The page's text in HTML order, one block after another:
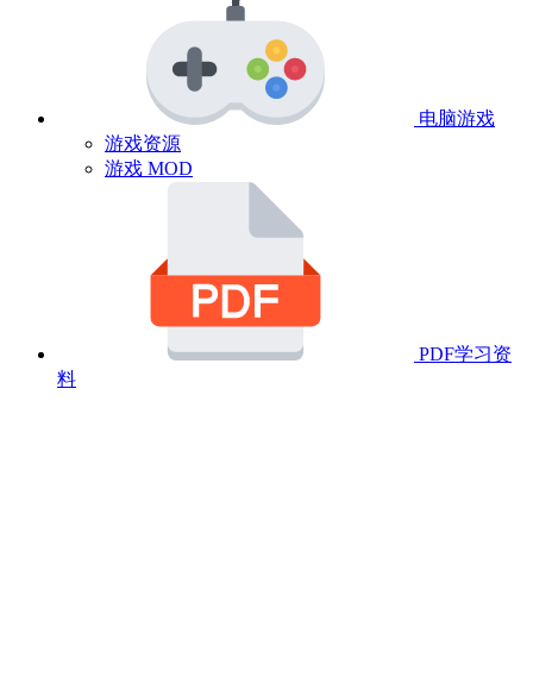
电脑游戏
游戏资源
游戏 MOD
PDF学习资
料